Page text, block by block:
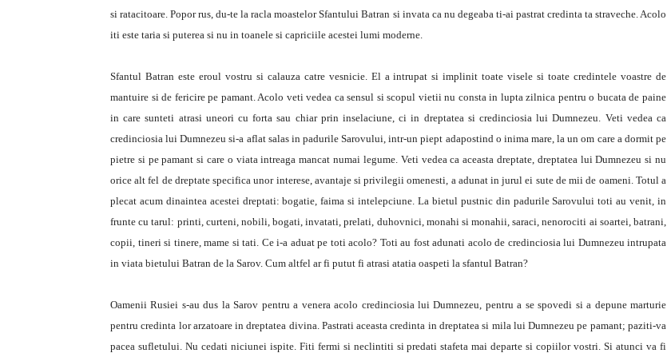
si ratacitoare. Popor rus, du-te la racla moastelor Sfantului Batran si invata ca nu degeaba ti-ai pastrat credinta ta straveche. Acolo
iti este taria si puterea si nu in toanele si capriciile acestei lumi moderne.
Sfantul Batran este eroul vostru si calauza catre vesnicie. El a intrupat si implinit toate visele si toate credintele voastre de
mantuire si de fericire pe pamant. Acolo veti vedea ca sensul si scopul vietii nu consta in lupta zilnica pentru o bucata de paine
in care sunteti atrasi uneori cu forta sau chiar prin inselaciune, ci in dreptatea si credinciosia lui Dumnezeu. Veti vedea ca
credinciosia lui Dumnezeu si-a aflat salas in padurile Sarovului, intr-un piept adapostind o inima mare, la un om care a dormit pe
pietre si pe pamant si care o viata intreaga mancat numai legume. Veti vedea ca aceasta dreptate, dreptatea lui Dumnezeu si nu
orice alt fel de dreptate specifica unor interese, avantaje si privilegii omenesti, a adunat in jurul ei sute de mii de oameni. Totul a
plecat acum dinaintea acestei dreptati: bogatie, faima si intelepciune. La bietul pustnic din padurile Sarovului toti au venit, in
frunte cu tarul: printi, curteni, nobili, bogati, invatati, prelati, duhovnici, monahi si monahii, saraci, nenorociti ai soartei, batrani,
copii, tineri si tinere, mame si tati. Ce i-a aduat pe toti acolo? Toti au fost adunati acolo de credinciosia lui Dumnezeu intrupata
in viata bietului Batran de la Sarov. Cum altfel ar fi putut fi atrasi atatia oaspeti la sfantul Batran?
Oamenii Rusiei s-au dus la Sarov pentru a venera acolo credinciosia lui Dumnezeu, pentru a se spovedi si a depune marturie
pentru credinta lor arzatoare in dreptatea divina. Pastrati aceasta credinta in dreptatea si mila lui Dumnezeu pe pamant; paziti-va
pacea sufletului. Nu cedati niciunei ispite. Fiti fermi si neclintiti si predati stafeta mai departe si copiilor vostri. Si atunci va fi